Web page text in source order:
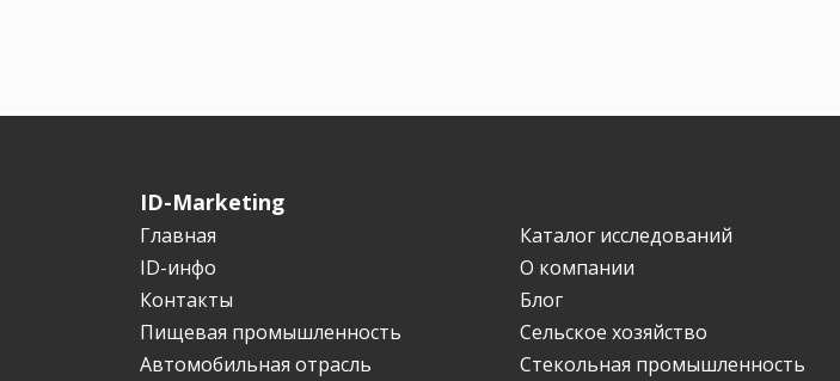
ID-Marketing
Главная
Каталог исследований
ID-инфо
О компании
Контакты
Блог
Пищевая промышленность
Сельское хозяйство
Автомобильная отрасль
Стекольная промышленность